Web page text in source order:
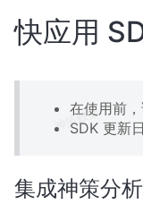
快应用
在使用前
SDK 更新
集成神策分